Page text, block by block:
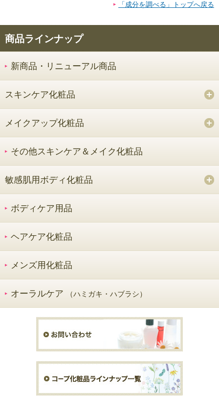
「成分を調べる」トップへ戻る
商品ラインナップ
新商品・リニューアル商品
スキンケア化粧品
メイクアップ化粧品
その他スキンケア＆メイク化粧品
敏感肌用ボディ化粧品
ボディケア用品
ヘアケア化粧品
メンズ用化粧品
オーラルケア （ハミガキ・ハブラシ）